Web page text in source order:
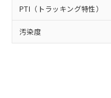
PTI（トラッキング特性）
汚染度
あります。
お客様が
登録され
および当
※3 非含有証
い合わせくださ